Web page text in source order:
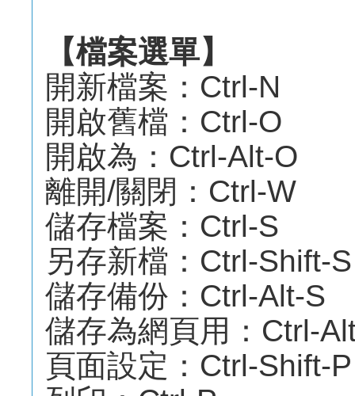
【檔案選單】
開新檔案：Ctrl-N
開啟舊檔：Ctrl-O
開啟為：Ctrl-Alt-O
離開/關閉：Ctrl-W
儲存檔案：Ctrl-S
另存新檔：Ctrl-Shift-S
儲存備份：Ctrl-Alt-S
儲存為網頁用：Ctrl-
頁面設定：Ctrl-Shift-P